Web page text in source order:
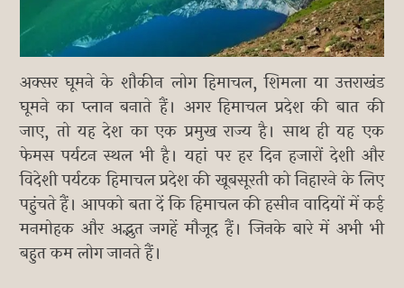
अक्सर घूमने के शौकीन लोग हिमाचल, शिमला या उत्तराखंड
घूमने का प्लान बनाते हैं। अगर हिमाचल प्रदेश की बात की
जाए, तो यह देश का एक प्रमुख राज्य है। साथ ही यह एक
फेमस पर्यटन स्थल भी है। यहां पर हर दिन हजारों देशी और
विदेशी पर्यटक हिमाचल प्रदेश की खूबसूरती को निहारने के लिए
पहुंचते हैं। आपको बता दें कि हिमाचल की हसीन वादियों में कई
मनमोहक और अद्भुत जगहें मौजूद हैं। जिनके बारे में अभी भी
बहुत कम लोग जानते हैं।